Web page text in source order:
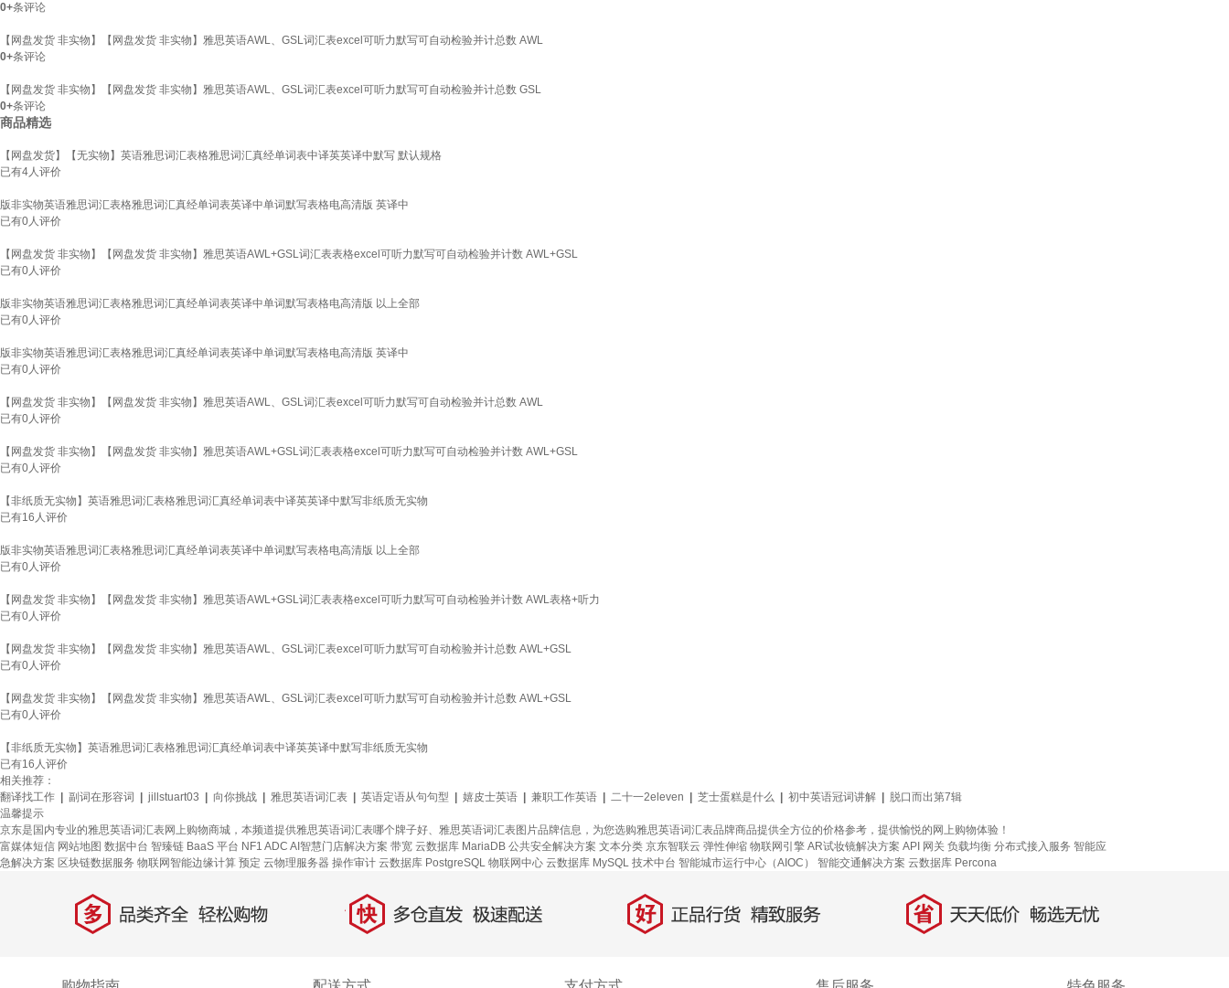
0+条评论
【网盘发货 非实物】【网盘发货 非实物】雅思英语AWL、GSL词汇表excel可听力默写可自动检验并计总数 AWL
0+条评论
【网盘发货 非实物】【网盘发货 非实物】雅思英语AWL、GSL词汇表excel可听力默写可自动检验并计总数 GSL
0+条评论
商品精选
【网盘发货】【无实物】英语雅思词汇表格雅思词汇真经单词表中译英英译中默写 默认规格
已有4人评价
版非实物英语雅思词汇表格雅思词汇真经单词表英译中单词默写表格电高清版 英译中
已有0人评价
【网盘发货 非实物】【网盘发货 非实物】雅思英语AWL+GSL词汇表表格excel可听力默写可自动检验并计数 AWL+GSL
已有0人评价
版非实物英语雅思词汇表格雅思词汇真经单词表英译中单词默写表格电高清版 以上全部
已有0人评价
版非实物英语雅思词汇表格雅思词汇真经单词表英译中单词默写表格电高清版 英译中
已有0人评价
【网盘发货 非实物】【网盘发货 非实物】雅思英语AWL、GSL词汇表excel可听力默写可自动检验并计总数 AWL
已有0人评价
【网盘发货 非实物】【网盘发货 非实物】雅思英语AWL+GSL词汇表表格excel可听力默写可自动检验并计数 AWL+GSL
已有0人评价
【非纸质无实物】英语雅思词汇表格雅思词汇真经单词表中译英英译中默写非纸质无实物
已有16 人评价
版非实物英语雅思词汇表格雅思词汇真经单词表英译中单词默写表格电高清版 以上全部
已有0人评价
【网盘发货 非实物】【网盘发货 非实物】雅思英语AWL+GSL词汇表表格excel可听力默写可自动检验并计数 AWL表格+听力
已有0人评价
【网盘发货 非实物】【网盘发货 非实物】雅思英语AWL、GSL词汇表excel可听力默写可自动检验并计总数 AWL+GSL
已有0人评价
【网盘发货 非实物】【网盘发货 非实物】雅思英语AWL、GSL词汇表excel可听力默写可自动检验并计总数 AWL+GSL
已有0人评价
【非纸质无实物】英语雅思词汇表格雅思词汇真经单词表中译英英译中默写非纸质无实物
已有16 人评价
相关推荐：
翻译找工作
副词在形容词 jillstuart03 向你挑战 雅思英语词汇表 英语定语从句句型 嬉皮士英语 兼职工作英语 二十一2eleven 芝士蛋糕是什么 初中英语冠词讲解
脱口而出第7辑
温馨提示
京东是国内专业的雅思英语词汇表网上购物商城，本频道提供雅思英语词汇表哪个牌子好、雅思英语词汇表图片品牌信息，为您选购雅思英语词汇表品牌商品提供全方位的价格参考，提供愉悦的网上购物体验！
富媒体短信 网站地图 数据中台 智臻链 BaaS 平台 NF1 ADC AI智慧门店解决方案 带宽 云数据库 MariaDB 公共安全解决方案 文本分类 京东智联云 弹性伸缩 物联网引擎 AR试妆镜解决方案 API 网关 负载均衡 分布式接入服务 智能应
急解决方案 区块链数据服务 物联网智能边缘计算 预定 云物理服务器 操作审计 云数据库 PostgreSQL 物联网中心 云数据库 MySQL 技术中台 智能城市运行中心（AIOC） 智能交通解决方案 云数据库 Percona
多 品类齐全，轻松购物 快 多仓直发，极速配送 好 正品行货，精致服务 省 天天低价，畅选无忧